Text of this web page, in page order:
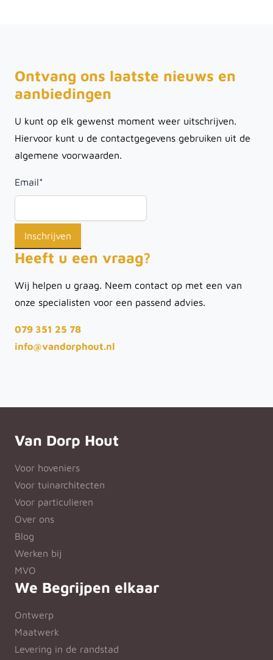
Ontvang ons laatste nieuws en
aanbiedingen
U kunt op elk gewenst moment weer uitschrijven.
Hiervoor kunt u de contactgegevens gebruiken uit de
algemene voorwaarden.
Email*
Heeft u een vraag?
Wij helpen u graag. Neem contact op met een van
onze specialisten voor een passend advies.
079 351 25 78
info@vandorphout.nl
Van Dorp Hout
Voor hoveniers
Voor tuinarchitecten
Voor particulieren
Over ons
Blog
Werken bij
MVO
We Begrijpen elkaar
Ontwerp
Maatwerk
Levering in de randstad